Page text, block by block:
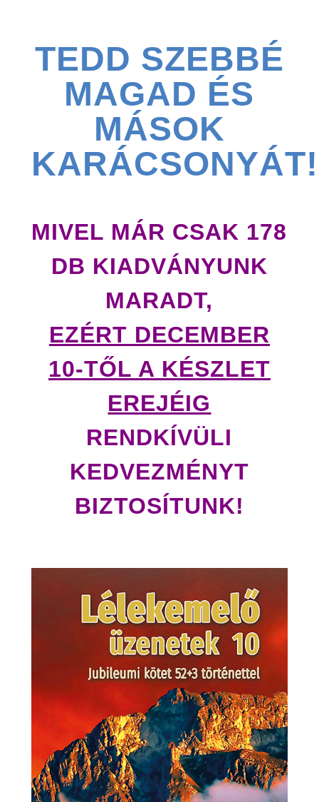
TEDD SZEBBÉ
MAGAD ÉS
MÁSOK
KARÁCSONYÁT!
MIVEL MÁR CSAK 178
DB KIADVÁNYUNK
MARADT,
EZÉRT DECEMBER
10-TŐL A KÉSZLET
EREJÉIG
RENDKÍVÜLI
KEDVEZMÉNYT
BIZTOSÍTUNK!